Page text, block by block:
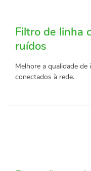
Filtro de linha
ruídos
Melhore a qualidade
conectados à rede.